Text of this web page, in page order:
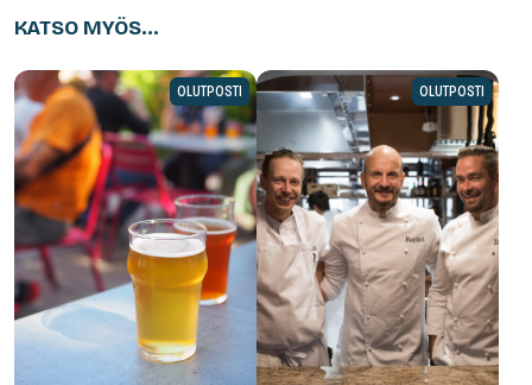
KATSO MYÖS...
OLUTPOSTI OLUTPOSTI